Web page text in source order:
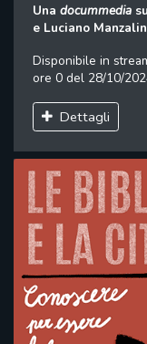
Unadocummedia
e Luciano
Disponibile in
ore 0 del 28/10/
Dettagli